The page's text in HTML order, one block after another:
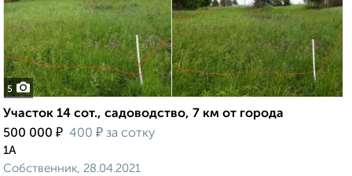
5
Участок 14 сот., садоводство, 7 км от города
500 000 ₽ 400 ₽ за сотку
1А
Собственник, 28.04.2021